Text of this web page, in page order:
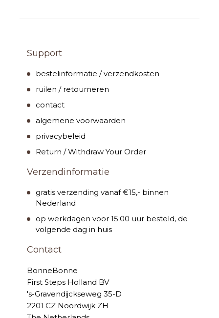
Support
bestelinformatie / verzendkosten
ruilen / retourneren
contact
algemene voorwaarden
privacybeleid
Return / Withdraw Your Order
Verzendinformatie
gratis verzending vanaf €15,- binnen
Nederland
op werkdagen voor 15:00 uur besteld, de
volgende dag in huis
Contact
BonneBonne
First Steps Holland BV
's-Gravendijckseweg 35-D
2201 CZ Noordwijk ZH